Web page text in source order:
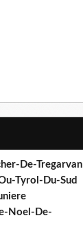
De-Tregarvan
Tyrol-Du-Sud
Noel-De-